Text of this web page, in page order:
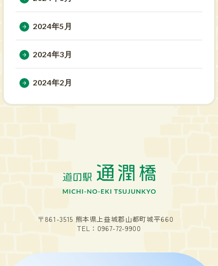
2024年5月
2024年3月
2024年2月
〒861-3515 熊本県上益城郡山都町城平660
TEL： 0967-72-9900